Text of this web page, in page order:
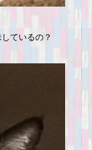
ているの？